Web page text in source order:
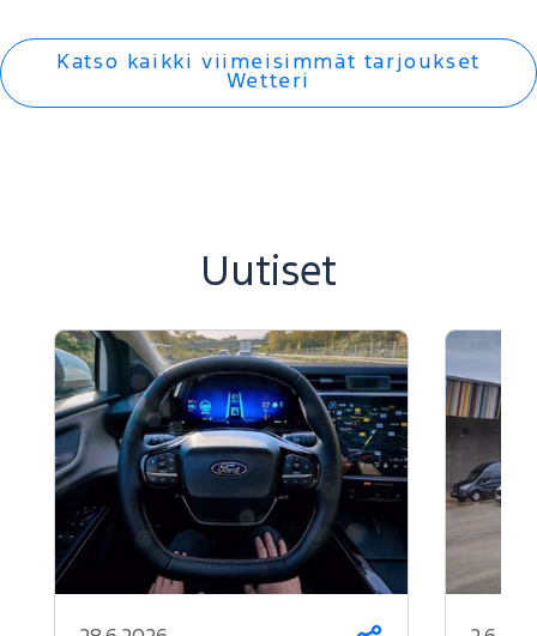
Katso kaikki viimeisimmät tarjoukset
Wetteri
Uutiset